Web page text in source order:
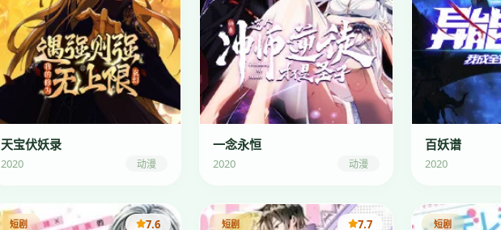
天宝伏妖录
2020 动漫
一念永恒
2020 动漫
百妖谱
2020
短剧 7.6 短剧 7.7 短剧